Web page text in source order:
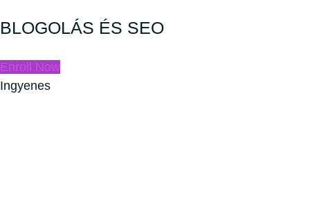
BLOGOLÁS ÉS SEO
Enroll Now
Ingyenes